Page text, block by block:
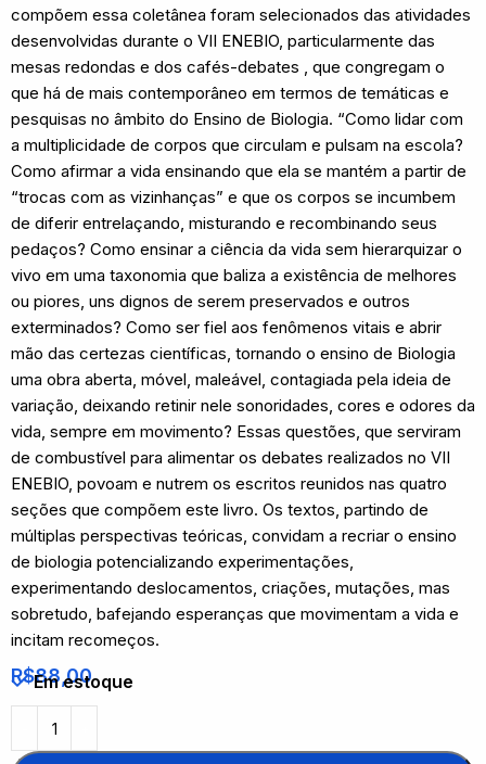
compõem essa coletânea foram selecionados das atividades
desenvolvidas durante o VII ENEBIO, particularmente das
mesas redondas e dos cafés-debates , que congregam o
que há de mais contemporâneo em termos de temáticas e
pesquisas no âmbito do Ensino de Biologia. “Como lidar com
a multiplicidade de corpos que circulam e pulsam na escola?
Como afirmar a vida ensinando que ela se mantém a partir de
“trocas com as vizinhanças” e que os corpos se incumbem
de diferir entrelaçando, misturando e recombinando seus
pedaços? Como ensinar a ciência da vida sem hierarquizar o
vivo em uma taxonomia que baliza a existência de melhores
ou piores, uns dignos de serem preservados e outros
exterminados? Como ser fiel aos fenômenos vitais e abrir
mão das certezas científicas, tornando o ensino de Biologia
uma obra aberta, móvel, maleável, contagiada pela ideia de
variação, deixando retinir nele sonoridades, cores e odores da
vida, sempre em movimento? Essas questões, que serviram
de combustível para alimentar os debates realizados no VII
ENEBIO, povoam e nutrem os escritos reunidos nas quatro
seções que compõem este livro. Os textos, partindo de
múltiplas perspectivas teóricas, convidam a recriar o ensino
de biologia potencializando experimentações,
experimentando deslocamentos, criações, mutações, mas
sobretudo, bafejando esperanças que movimentam a vida e
incitam recomeços.
R$88,00
Em estoque